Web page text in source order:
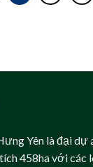
Yên là đại dự
458ha với các